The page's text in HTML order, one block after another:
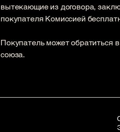
вытекающие из договора,
покупателя Комиссией
Покупатель может обратиться
союза.